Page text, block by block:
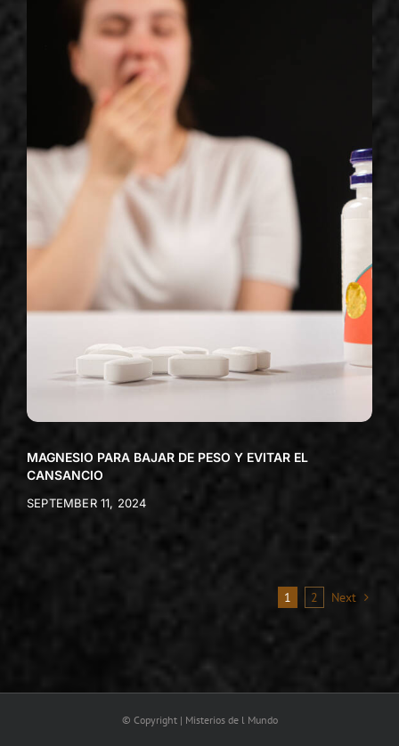
MAGNESIO PARA BAJAR DE PESO Y EVITAR EL
CANSANCIO
SEPTEMBER 11, 2024
1 2 Next
© Copyright | Misterios de l Mundo